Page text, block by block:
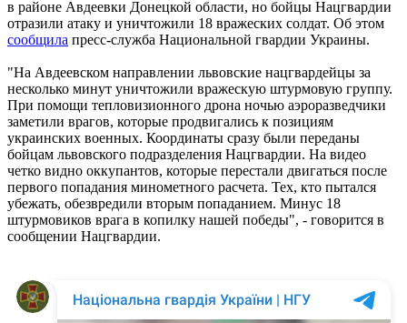
в районе Авдеевки Донецкой области, но бойцы Нацгвардии
отразили атаку и уничтожили 18 вражеских солдат. Об этом
сообщила пресс-служба Национальной гвардии Украины.
"На Авдеевском направлении львовские нацгвардейцы за
несколько минут уничтожили вражескую штурмовую группу.
При помощи тепловизионного дрона ночью аэроразведчики
заметили врагов, которые продвигались к позициям
украинских военных. Координаты сразу были переданы
бойцам львовского подразделения Нацгвардии. На видео
четко видно оккупантов, которые перестали двигаться после
первого попадания минометного расчета. Тех, кто пытался
убежать, обезвредили вторым попаданием. Минус 18
штурмовиков врага в копилку нашей победы", - говорится в
сообщении Нацгвардии.